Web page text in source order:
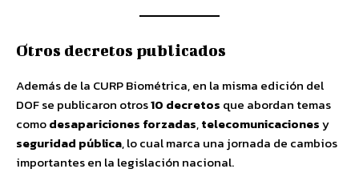
Otros decretos publicados
Además de la CURP Biométrica, en la misma edición del
DOF se publicaron otros10 decretos que abordan temas
comodesapariciones forzadas,telecomunicacionesy
seguridad pública, lo cual marca una jornada de cambios
importantes en la legislación nacional.